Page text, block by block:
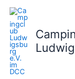
Zum
Inhalt
springen